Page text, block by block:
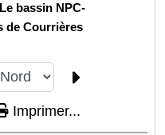
Le bassin NPC-
de Courrières
Imprimer...